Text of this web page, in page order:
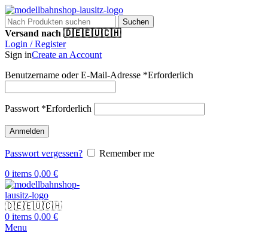
Suchen
Versand nach 🇩🇪🇪🇺🇨🇭
Login / Register
Sign inCreate an Account
Benutzername oder E-Mail-Adresse *Erforderlich
Passwort *Erforderlich
Anmelden
Passwort vergessen?
Remember me
0 items 0,00 €
🇩🇪🇪🇺🇨🇭
0 items 0,00 €
Menu